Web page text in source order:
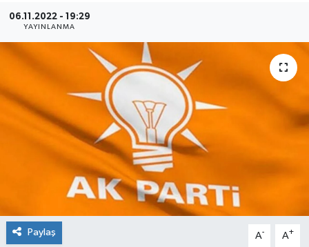
06.11.2022 - 19:29
YAYINLANMA
Paylaş A- A+
Magazin
Haber Arşivi